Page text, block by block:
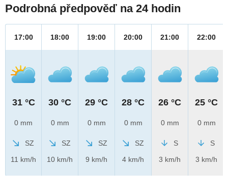
Podrobná předpověď na 24 hodin
17:00
31 °C
0 mm
SZ
11 km/h
18:00
30 °C
0 mm
SZ
10 km/h
19:00
29 °C
0 mm
SZ
9 km/h
20:00
28 °C
0 mm
SZ
4 km/h
21:00
26 °C
0 mm
S
3 km/h
22:00
25 °C
0 mm
S
3 km/h